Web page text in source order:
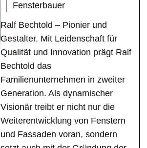
Fensterbauer
Ralf Bechtold – Pionier und
Gestalter. Mit Leidenschaft für
Qualität und Innovation prägt Ralf
Bechtold das
Familienunternehmen in zweiter
Generation. Als dynamischer
Visionär treibt er nicht nur die
Weiterentwicklung von Fenstern
und Fassaden voran, sondern